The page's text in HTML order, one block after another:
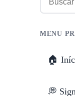
MENU
🏠
💭